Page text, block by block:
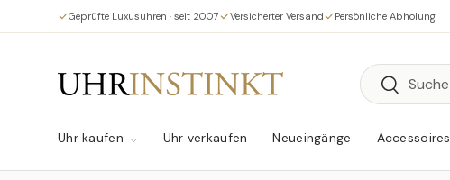
Direkt zum Inhalt
Geprüfte Luxusuhren · seit 2007 Versicherter Versand Persönliche Abholung
Suchen
Suchen
Uhr kaufen Uhr verkaufen Neueingänge Accessoires